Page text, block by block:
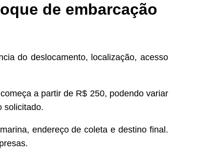
de embarcação
do deslocamento, localização, acesso
a partir de R$ 250, podendo variar
solicitado.
endereço de coleta e destino final.